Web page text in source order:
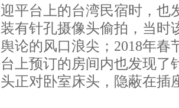
平台上的台湾民宿时，也
有针孔摄像头偷拍，当时
论的风口浪尖；2018年春
上预订的房间内也发现了
正对卧室床头，隐蔽在插